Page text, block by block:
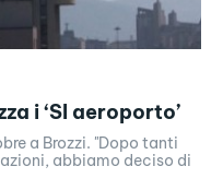
i ‘SI aeroporto’
a Brozzi. "Dopo tanti
abbiamo deciso di